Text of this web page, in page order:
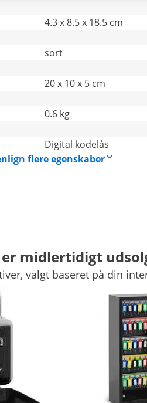
4.3 x 8.5 x 18.5 cm
sort
20 x 10 x 5 cm
0.6 kg
Digital kodelås
flere egenskaber
er midlertidigt
valgt baseret på din
ST-KB-52P fra Stamonys
og sikkert.
kontoret.